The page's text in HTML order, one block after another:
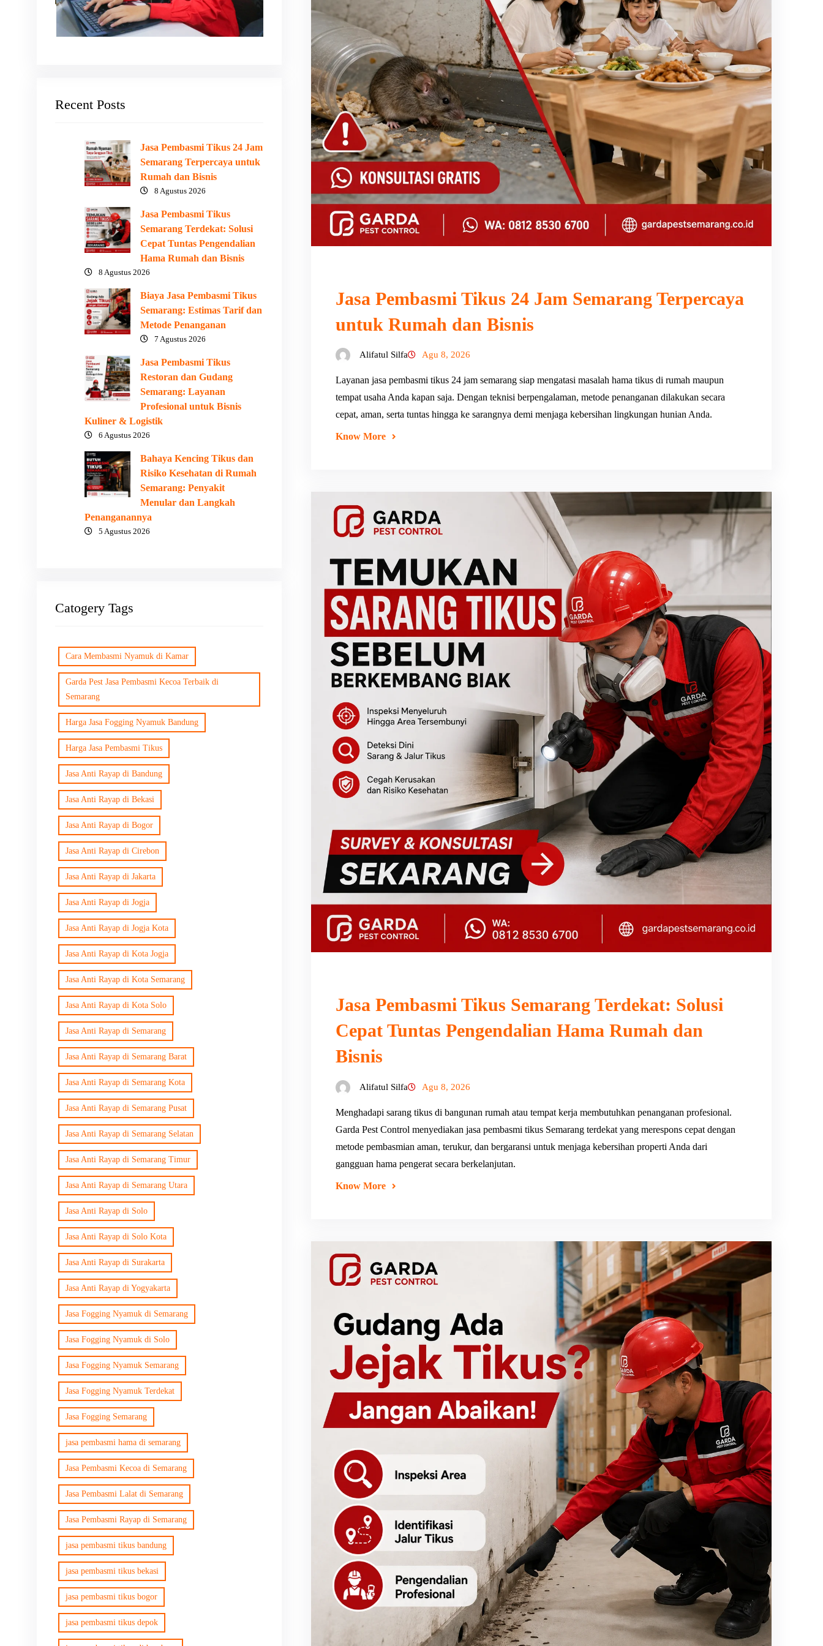
Recent Posts
Jasa Pembasmi Tikus 24 Jam
Semarang Terpercaya untuk
Rumah dan Bisnis
8 Agustus 2026
Jasa Pembasmi Tikus
Semarang Terdekat: Solusi
Cepat Tuntas Pengendalian
Hama Rumah dan Bisnis
8 Agustus 2026
Biaya Jasa Pembasmi Tikus
Semarang: Estimas Tarif dan
Metode Penanganan
7 Agustus 2026
Jasa Pembasmi Tikus
Restoran dan Gudang
Semarang: Layanan
Profesional untuk Bisnis
Kuliner & Logistik
6 Agustus 2026
Bahaya Kencing Tikus dan
Risiko Kesehatan di Rumah
Semarang: Penyakit
Menular dan Langkah
Penanganannya
5 Agustus 2026
Catogery Tags
Cara Membasmi Nyamuk di Kamar
Garda Pest Jasa Pembasmi Kecoa Terbaik di
Semarang
Harga Jasa Fogging Nyamuk Bandung
Harga Jasa Pembasmi Tikus
Jasa Anti Rayap di Bandung
Jasa Anti Rayap di Bekasi
Jasa Anti Rayap di Bogor
Jasa Anti Rayap di Cirebon
Jasa Anti Rayap di Jakarta
Jasa Anti Rayap di Jogja
Jasa Anti Rayap di Jogja Kota
Jasa Anti Rayap di Kota Jogja
Jasa Anti Rayap di Kota Semarang
Jasa Anti Rayap di Kota Solo
Jasa Anti Rayap di Semarang
Jasa Anti Rayap di Semarang Barat
Jasa Anti Rayap di Semarang Kota
Jasa Anti Rayap di Semarang Pusat
Jasa Anti Rayap di Semarang Selatan
Jasa Anti Rayap di Semarang Timur
Jasa Anti Rayap di Semarang Utara
Jasa Anti Rayap di Solo
Jasa Anti Rayap di Solo Kota
Jasa Anti Rayap di Surakarta
Jasa Anti Rayap di Yogyakarta
Jasa Fogging Nyamuk di Semarang
Jasa Fogging Nyamuk di Solo
Jasa Fogging Nyamuk Semarang
Jasa Fogging Nyamuk Terdekat
Jasa Fogging Semarang
jasa pembasmi hama di semarang
Jasa Pembasmi Kecoa di Semarang
Jasa Pembasmi Lalat di Semarang
Jasa Pembasmi Rayap di Semarang
jasa pembasmi tikus bandung
jasa pembasmi tikus bekasi
jasa pembasmi tikus bogor
jasa pembasmi tikus depok
Jasa Pembasmi Tikus 24 Jam Semarang Terpercaya
untuk Rumah dan Bisnis
Alifatul Silfa Agu 8, 2026
Layanan jasa pembasmi tikus 24 jam semarang siap mengatasi masalah hama tikus di rumah maupun
tempat usaha Anda kapan saja. Dengan teknisi berpengalaman, metode penanganan dilakukan secara
cepat, aman, serta tuntas hingga ke sarangnya demi menjaga kebersihan lingkungan hunian Anda.
Know More
Jasa Pembasmi Tikus Semarang Terdekat: Solusi
Cepat Tuntas Pengendalian Hama Rumah dan
Bisnis
Alifatul Silfa Agu 8, 2026
Menghadapi sarang tikus di bangunan rumah atau tempat kerja membutuhkan penanganan profesional.
Garda Pest Control menyediakan jasa pembasmi tikus Semarang terdekat yang merespons cepat dengan
metode pembasmian aman, terukur, dan bergaransi untuk menjaga kebersihan properti Anda dari
gangguan hama pengerat secara berkelanjutan.
Know More